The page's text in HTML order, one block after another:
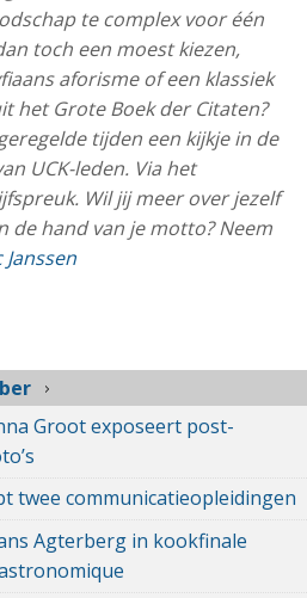
te complex voor één
toch een moest kiezen,
aforisme of een klassiek
het Grote Boek der Citaten?
tijden een kijkje in de
UCK-leden. Via het
Wil jij meer over jezelf
de hand van je motto? Neem
Janssen
Groot exposeert post-
twee communicatieopleidingen
Agterberg in kookfinale